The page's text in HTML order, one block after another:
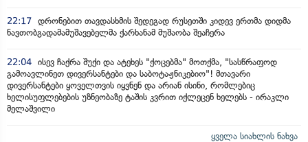
22:17 დრონებით თავდასხმის შედეგად რუსეთში კიდევ ერთმა დიდმა
ნავთობგადამამუშავებელმა ქარხანამ მუშაობა შეაჩერა
22:04 ისევ ჩაქრა შუქი და ატეხეს "ქოცებმა" მოთქმა, "სასწრაფოდ
გამოავლინეთ დივერსანტები და საბოტაჟნიკებიო"! მთავარი
დივერსანტები ყოველთვის იყვნენ და არიან ისინი, რომლებიც
ხელისუფლებების უზნეობაზე ტაშის კვრით იქლეცენ ხელებს - ირაკლი
მელაშვილი
ყველა სიახლის ნახვა